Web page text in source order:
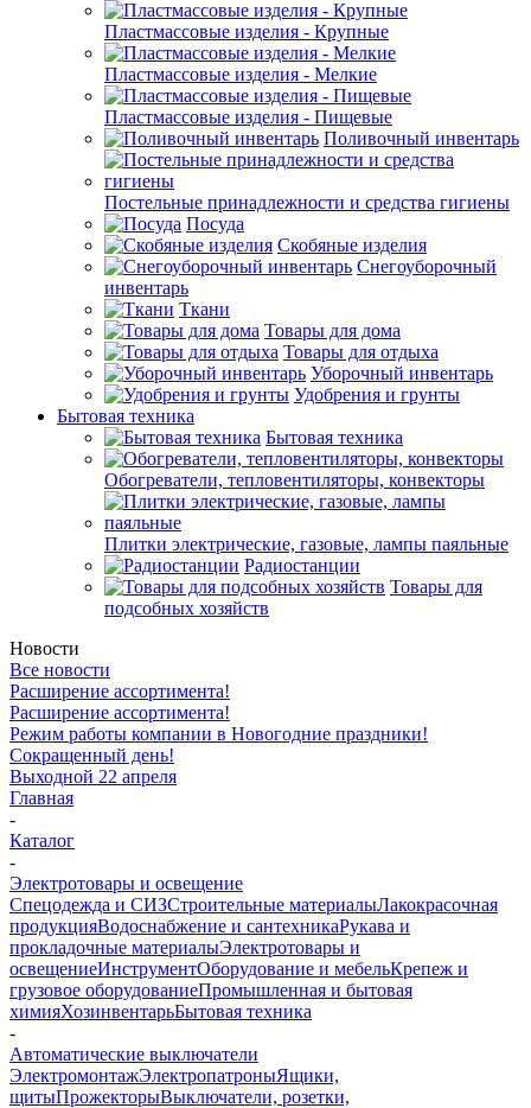
Пластмассовые изделия - Крупные
Пластмассовые изделия - Мелкие
Пластмассовые изделия - Пищевые
Поливочный инвентарь
Постельные принадлежности и средства гигиены
Посуда
Скобяные изделия
Снегоуборочный
инвентарь
Ткани
Товары для дома
Товары для отдыха
Уборочный инвентарь
Удобрения и грунты
Бытовая техника
Бытовая техника
Обогреватели, тепловентиляторы, конвекторы
Плитки электрические, газовые, лампы паяльные
Радиостанции
Товары для
подсобных хозяйств
Новости
Все новости
Расширение ассортимента!
Расширение ассортимента!
Режим работы компании в Новогодние праздники!
Сокращенный день!
Выходной 22 апреля
Главная
-
Каталог
-
Электротовары и освещение
Спецодежда и СИЗСтроительные материалыЛакокрасочная
продукцияВодоснабжение и сантехникаРукава и
прокладочные материалыЭлектротовары и
освещениеИнструментОборудование и мебельКрепеж и
грузовое оборудованиеПромышленная и бытовая
химияХозинвентарьБытовая техника
-
Автоматические выключатели
ЭлектромонтажЭлектропатроныЯщики,
щитыПрожекторыВыключатели, розетки,